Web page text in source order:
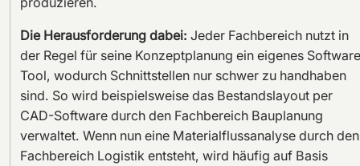
Die Herausforderung dabei: Jeder Fachbereich nutzt in
der Regel für seine Konzeptplanung ein eigenes
Tool, wodurch Schnittstellen nur schwer zu handhaben
sind. So wird beispielsweise das Bestandslayout per
CAD-Software durch den Fachbereich Bauplanung
verwaltet. Wenn nun eine Materialflussanalyse durch den
Fachbereich Logistik entsteht, wird häufig auf Basis